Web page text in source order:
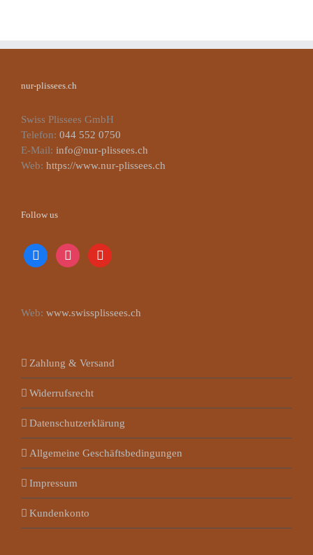
nur-plissees.ch
Swiss Plissees GmbH
Telefon: 044 552 0750
E-Mail: info@nur-plissees.ch
Web: https://www.nur-plissees.ch
Follow us
facebookinstagramyoutube
Web: www.swissplissees.ch
Zahlung & Versand
Widerrufsrecht
Datenschutzerklärung
Allgemeine Geschäftsbedingungen
Impressum
Kundenkonto